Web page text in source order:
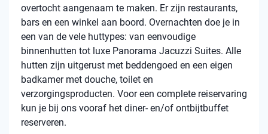
overtocht aangenaam te maken. Er zijn restaurants,
bars en een winkel aan boord. Overnachten doe je in
een van de vele huttypes: van eenvoudige
binnenhutten tot luxe Panorama Jacuzzi Suites. Alle
hutten zijn uitgerust met beddengoed en een eigen
badkamer met douche, toilet en
verzorgingsproducten. Voor een complete reiservaring
kun je bij ons vooraf het diner- en/of ontbijtbuffet
reserveren.